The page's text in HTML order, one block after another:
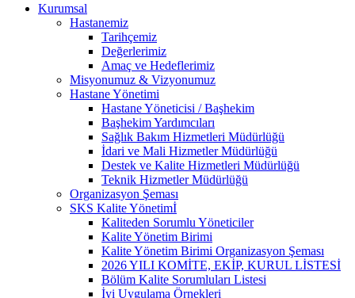
Kurumsal
Hastanemiz
Tarihçemiz
Değerlerimiz
Amaç ve Hedeflerimiz
Misyonumuz & Vizyonumuz
Hastane Yönetimi
Hastane Yöneticisi / Başhekim
Başhekim Yardımcıları
Sağlık Bakım Hizmetleri Müdürlüğü
İdari ve Mali Hizmetler Müdürlüğü
Destek ve Kalite Hizmetleri Müdürlüğü
Teknik Hizmetler Müdürlüğü
Organizasyon Şeması
SKS Kalite Yönetimİ
Kaliteden Sorumlu Yöneticiler
Kalite Yönetim Birimi
Kalite Yönetim Birimi Organizasyon Şeması
2026 YILI KOMİTE, EKİP, KURUL LİSTESİ
Bölüm Kalite Sorumluları Listesi
İyi Uygulama Örnekleri